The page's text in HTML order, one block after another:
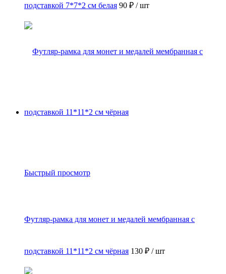
подставкой 7*7*2 см белая 90 ₽ / шт
Быстрый просмотр
Футляр-рамка для монет и медалей мембранная с
подставкой 11*11*2 см чёрная 130 ₽ / шт